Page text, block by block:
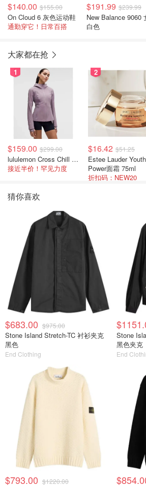
$140.00 $155.00
On Cloud 6 灰色运动鞋
通勤穿它！日常百搭
$191.99 $239.99
New Balance 9060
白色
大家都在抢
1
$159.00 $299.00
lululemon Cross Chill 女士运动外套
接近半价！罕见力度
2
$16.42 $51.25
Estee Lauder Youth
Power面霜 75ml
折扣码：NEW20
猜你喜欢
$683.00 $975.00
Stone Island Stretch-TC 衬衫夹克
黑色
End Clothing
Stone
黑色夹克
End
$793.00 $1220.00